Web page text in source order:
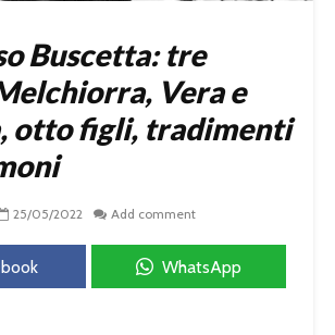
Buscetta: tre
Vera e
otto figli, tradimenti
25/05/2022 Add comment
WhatsApp